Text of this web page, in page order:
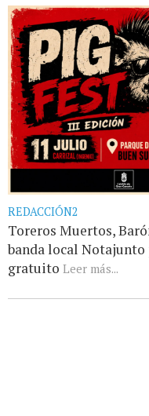
REDACCIÓN2
Toreros Muertos,
banda local
gratuito Leer más...